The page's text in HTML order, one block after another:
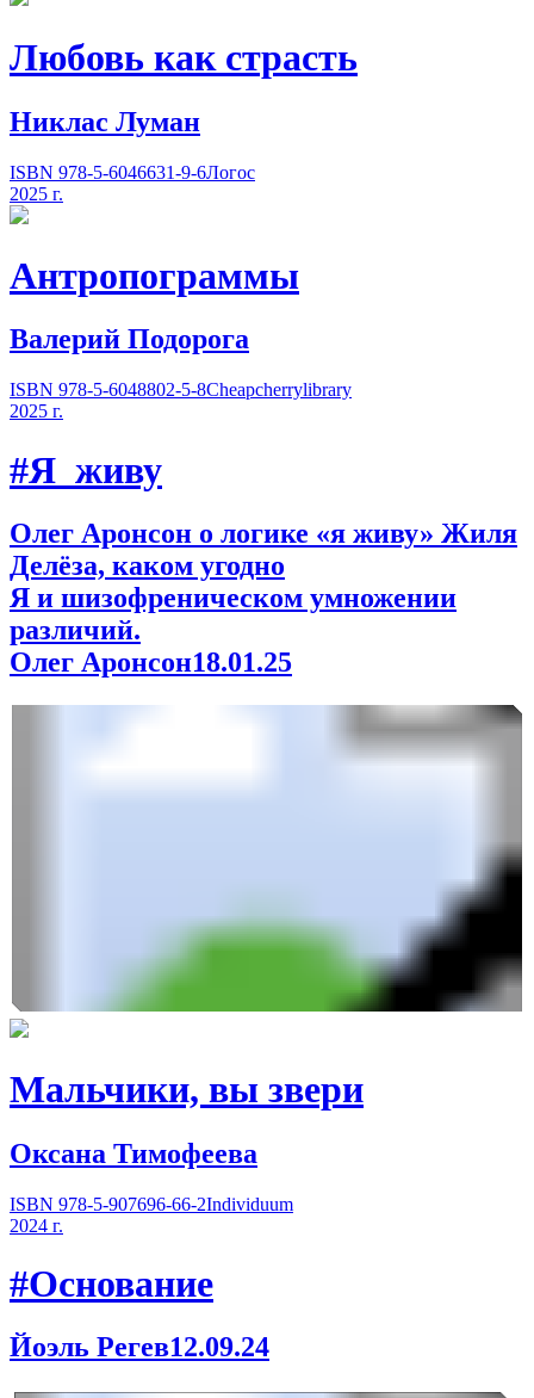
Любовь как страсть
Никлас Луман
ISBN 978-5-6046631-9-6Логос
2025 г.
Антропограммы
Валерий Подорога
ISBN 978-5-6048802-5-8Cheapcherrylibrary
2025 г.
#Я_живу
Олег Аронсон о логике «я живу» Жиля
Делёза, каком угодно
Я и шизофреническом умножении
различий.
Олег Аронсон18.01.25
Мальчики, вы звери
Оксана Тимофеева
ISBN 978-5-907696-66-2Individuum
2024 г.
#Основание
Йоэль Регев12.09.24